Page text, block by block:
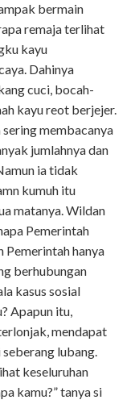
bermain
remaja terlihat
kayu
Dahinya
cuci, bocah-
kayu reot berjejer.
membacanya
jumlahnya dan
ia tidak
kumuh itu
matanya. Wildan
Pemerintah
Pemerintah hanya
berhubungan
kasus sosial
Apapun itu,
mendapat
lubang.
keseluruhan
kamu?” tanya si